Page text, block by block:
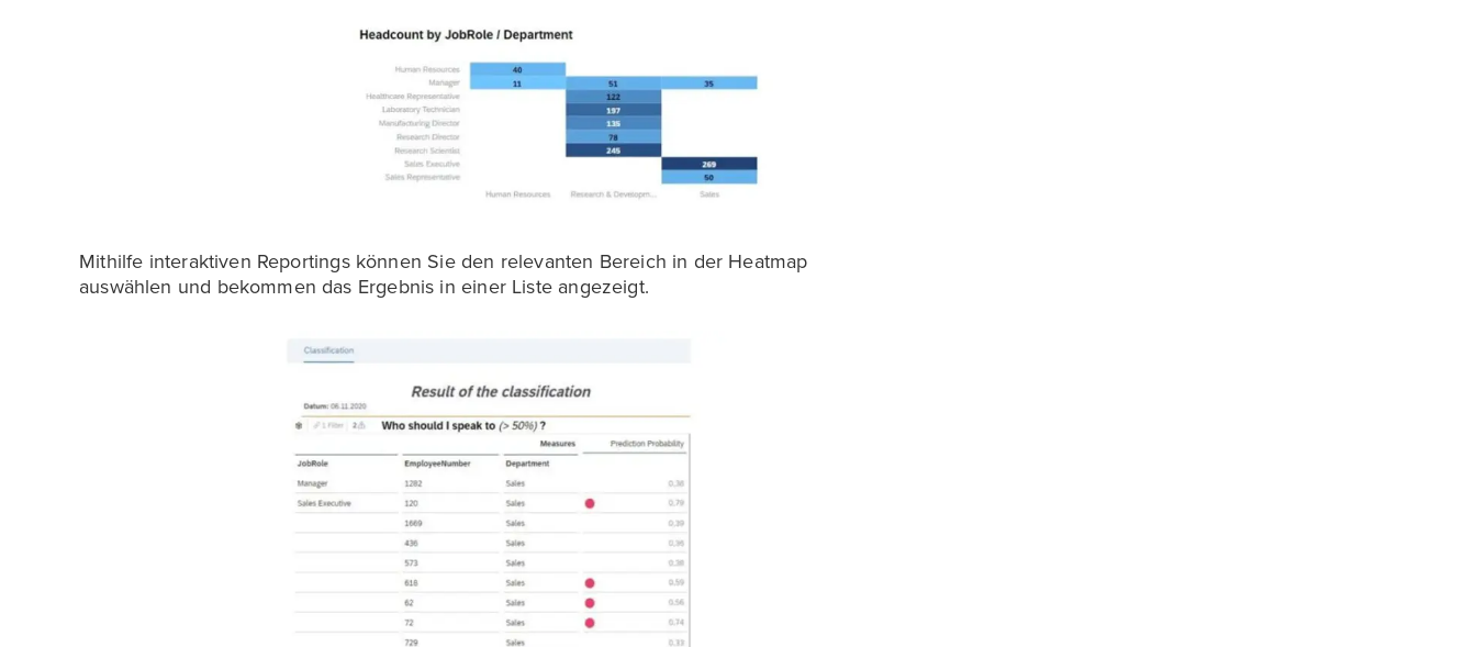
Mithilfe interaktiven Reportings können Sie den relevanten Bereich in der Heatmap
auswählen und bekommen das Ergebnis in einer Liste angezeigt.